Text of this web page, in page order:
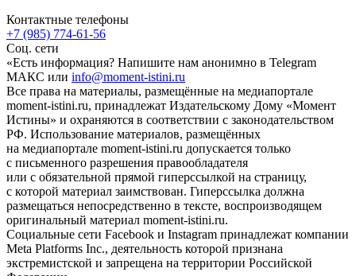
Контактные телефоны
+7 (985) 774-61-56
Соц. сети
«Есть информация? Напишите нам анонимно в Telegram
МАКС или info@moment-istini.ru
Все права на материалы, размещённые на медиапортале
moment-istini.ru, принадлежат Издательскому Дому «Момент
Истины» и охраняются в соответствии с законодательством
РФ. Использование материалов, размещённых
на медиапортале moment-istini.ru допускается только
с письменного разрешения правообладателя
или с обязательной прямой гиперссылкой на страницу,
с которой материал заимствован. Гиперссылка должна
размещаться непосредственно в тексте, воспроизводящем
оригинальный материал moment-istini.ru.
Социальные сети Facebook и Instagram принадлежат компании
Meta Platforms Inc., деятельность которой признана
экстремистской и запрещена на территории Российской